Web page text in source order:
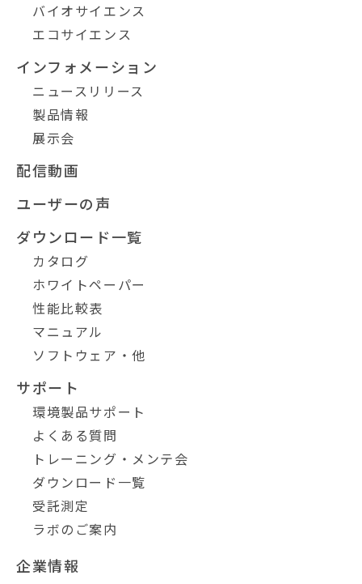
バイオサイエンス
エコサイエンス
インフォメーション
ニュースリリース
製品情報
展示会
配信動画
ユーザーの声
ダウンロード一覧
カタログ
ホワイトペーパー
性能比較表
マニュアル
ソフトウェア・他
サポート
環境製品サポート
よくある質問
トレーニング・メンテ会
ダウンロード一覧
受託測定
ラボのご案内
企業情報